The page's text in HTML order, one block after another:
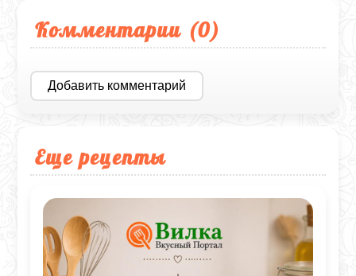
Комментарии (0)
Добавить комментарий
Еще рецепты